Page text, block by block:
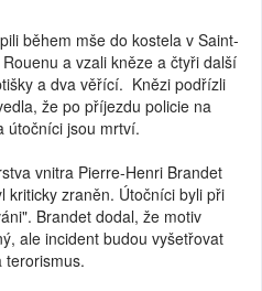
během mše do kostela v Saint-
a vzali kněze a čtyři další
a dva věřící. Knězi podřízli
že po příjezdu policie na
útočníci jsou mrtví.
vnitra Pierre-Henri Brandet
kriticky zraněn. Útočníci byli při
Brandet dodal, že motiv
ale incident budou vyšetřovat
terorismus.